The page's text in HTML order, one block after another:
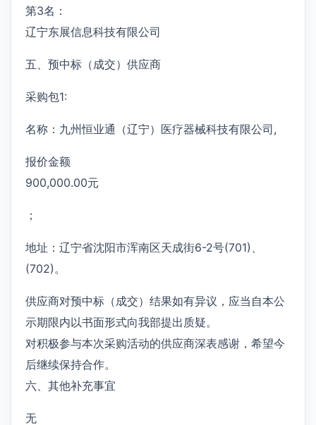
第3名：
辽宁东展信息科技有限公司
五、预中标（成交）供应商
采购包1:
名称：九州恒业通（辽宁）医疗器械科技有限公司,
报价金额
900,000.00元
；
地址：辽宁省沈阳市浑南区天成街6-2号(701)、
(702)。
供应商对预中标（成交）结果如有异议，应当自本公
示期限内以书面形式向我部提出质疑。
对积极参与本次采购活动的供应商深表感谢，希望今
后继续保持合作。
六、其他补充事宜
无